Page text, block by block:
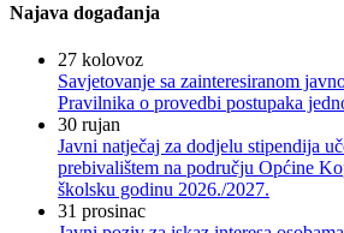
Najava događanja
27 kolovoz
Savjetovanje sa zainteresiranom
Pravilnika o provedbi postupaka
30 rujan
Javni natječaj za dodjelu stipendija
prebivalištem na području Općine
školsku godinu 2026./2027.
31 prosinac